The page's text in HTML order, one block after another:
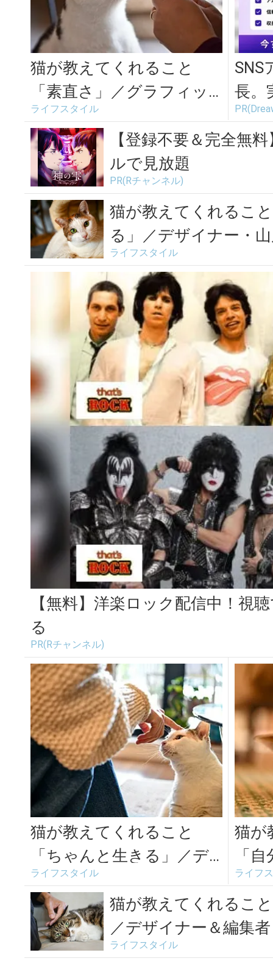
猫が教えてくれること
「素直さ」／グラフィッ
クデザイナー・島喜実子
さんの場合vol...
ライフスタイル
SNS
長。
てま
【登録不要＆完全無
ルで見放題
PR(Rチャンネル)
猫が教えてくれるこ
る」／デザイナー・
ライフスタイル
【無料】洋楽ロック配信中！視
る
PR(Rチャンネル)
猫が教えてくれること
「ちゃんと生きる」／デ
ザイナー・山岸彩さんの
場合vol.1
ライフスタイル
猫が
「
イ
合
ライフ
猫が教えてくれるこ
／デザイナー＆編集
o...
ライフスタイル